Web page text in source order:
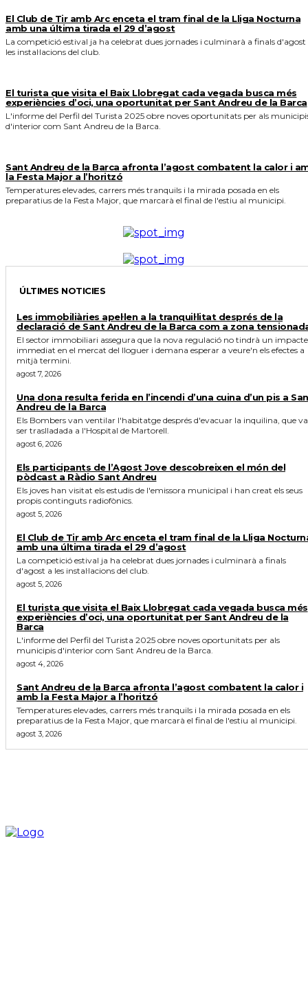
El Club de Tir amb Arc enceta el tram final de la Lliga Nocturna
amb una última tirada el 29 d’agost
La competició estival ja ha celebrat dues jornades i culminarà a finals d'agost
les instal·lacions del club.
El turista que visita el Baix Llobregat cada vegada busca més
experiències d’oci, una oportunitat per Sant Andreu de la Barca
L'informe del Perfil del Turista 2025 obre noves oportunitats per als
d'interior com Sant Andreu de la Barca.
Sant Andreu de la Barca afronta l’agost combatent la calor i
la Festa Major a l’horitzó
Temperatures elevades, carrers més tranquils i la mirada posada en els
preparatius de la Festa Major, que marcarà el final de l'estiu al municipi.
ÚLTIMES NOTICIES
Les immobiliàries apel·len a la tranquil·litat després de la
declaració de Sant Andreu de la Barca com a zona
El sector immobiliari assegura que la nova regulació no tindrà un impacte
immediat en el mercat del lloguer i demana esperar a veure'n els efectes a
mitjà termini.
agost 7, 2026
Una dona resulta ferida en l’incendi d’una cuina d’un pis a
Andreu de la Barca
Els Bombers van ventilar l'habitatge després d'evacuar la inquilina, que va
ser traslladada a l'Hospital de Martorell.
agost 6, 2026
Els participants de l’Agost Jove descobreixen el món del
pòdcast a Ràdio Sant Andreu
Els joves han visitat els estudis de l'emissora municipal i han creat els seus
propis continguts radiofònics.
agost 5, 2026
El Club de Tir amb Arc enceta el tram final de la Lliga
amb una última tirada el 29 d’agost
La competició estival ja ha celebrat dues jornades i culminarà a finals
d'agost a les instal·lacions del club.
agost 5, 2026
El turista que visita el Baix Llobregat cada vegada busca més
experiències d’oci, una oportunitat per Sant Andreu de la
Barca
L'informe del Perfil del Turista 2025 obre noves oportunitats per als
municipis d'interior com Sant Andreu de la Barca.
agost 4, 2026
Sant Andreu de la Barca afronta l’agost combatent la calor i
amb la Festa Major a l’horitzó
Temperatures elevades, carrers més tranquils i la mirada posada en els
preparatius de la Festa Major, que marcarà el final de l'estiu al municipi.
agost 3, 2026